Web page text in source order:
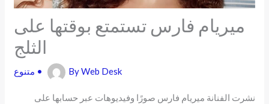
ميريام فارس تستمتع بوقتها على
الثلج
متنوع • ByWeb Desk
نشرت الفنانة ميريام فارس صورًا وفيديوهات عبر حسابها على